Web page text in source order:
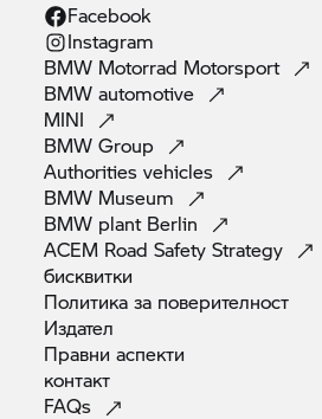
Facebook
Instagram
BMW Motorrad Motorsport
BMWautomotive
MINI
BMWGroup
Authoritiesvehicles
BMW Museum
BMW plant Berlin
ACEM Road SafetyStrategy
бисквитки
Политика за поверителност
Издател
Правниаспекти
контакт
FAQs